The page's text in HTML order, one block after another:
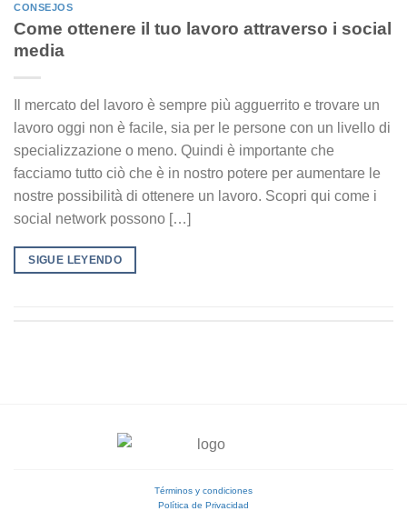
CONSEJOS
Come ottenere il tuo lavoro attraverso i social
media
Il mercato del lavoro è sempre più agguerrito e trovare un
lavoro oggi non è facile, sia per le persone con un livello di
specializzazione o meno. Quindi è importante che
facciamo tutto ciò che è in nostro potere per aumentare le
nostre possibilità di ottenere un lavoro. Scopri qui come i
social network possono […]
SIGUE LEYENDO
Términos y condiciones
Política de Privacidad